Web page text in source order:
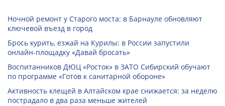
Ночной ремонт у Старого моста: в Барнауле обновляют
ключевой въезд в город
Брось курить, езжай на Курилы: в России запустили
онлайн-­площадку «Давай бросать»
Воспитанников ДЮЦ «Росток» в ЗАТО Сибирский обучают
по программе «Готов к санитарной обороне»
Активность клещей в Алтайском крае снижается: за неделю
пострадало в два раза меньше жителей